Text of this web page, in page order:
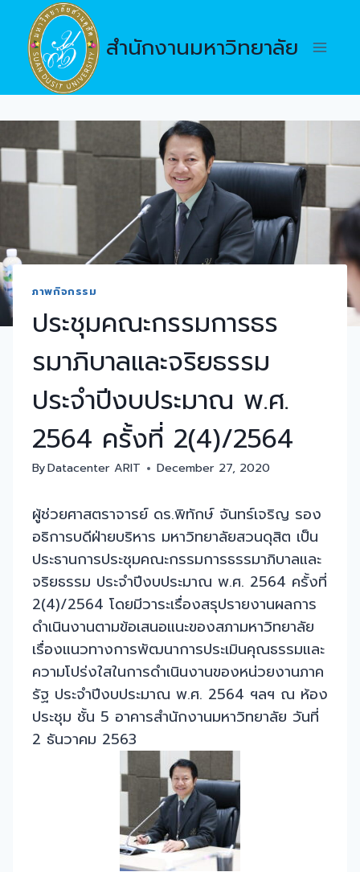
content
สำนักงานมหาวิทยาลัย
ภาพกิจกรรม
ประชุมคณะกรรมการธร
รมาภิบาลและจริยธรรม
ประจำปีงบประมาณ พ.ศ.
2564 ครั้งที่ 2(4)/2564
ByDatacenter ARIT December 27, 2020
ผู้ช่วยศาสตราจารย์ ดร.พิทักษ์ จันทร์เจริญ รอง
อธิการบดีฝ่ายบริหาร มหาวิทยาลัยสวนดุสิต เป็น
ประธานการประชุมคณะกรรมการธรรมาภิบาลและ
จริยธรรม ประจำปีงบประมาณ พ.ศ. 2564 ครั้งที่
2(4)/2564 โดยมีวาระเรื่องสรุปรายงานผลการ
ดำเนินงานตามข้อเสนอแนะของสภามหาวิทยาลัย
เรื่องแนวทางการพัฒนาการประเมินคุณธรรมและ
ความโปร่งใสในการดำเนินงานของหน่วยงานภาค
รัฐ ประจำปีงบประมาณ พ.ศ. 2564 ฯลฯ ณ ห้อง
ประชุม ชั้น 5 อาคารสำนักงานมหาวิทยาลัย วันที่
2 ธันวาคม 2563